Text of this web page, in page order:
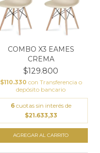
COMBO X3 EAMES
CREMA
$129.800
$110.330 con Transferencia o
depósito bancario
6 cuotas sin interés de
$21.633,33